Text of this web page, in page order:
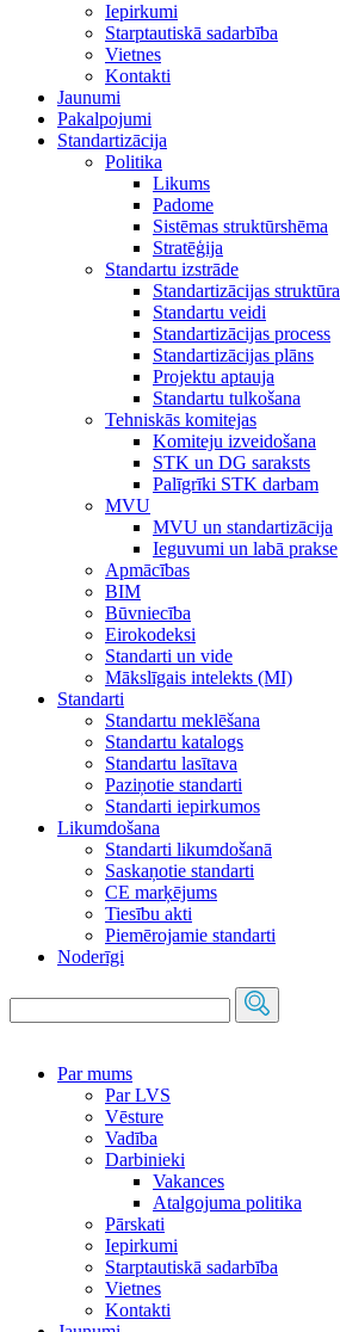
Iepirkumi
Starptautiskā sadarbība
Vietnes
Kontakti
Jaunumi
Pakalpojumi
Standartizācija
Politika
Likums
Padome
Sistēmas struktūrshēma
Stratēģija
Standartu izstrāde
Standartizācijas struktūra
Standartu veidi
Standartizācijas process
Standartizācijas plāns
Projektu aptauja
Standartu tulkošana
Tehniskās komitejas
Komiteju izveidošana
STK un DG saraksts
Palīgrīki STK darbam
MVU
MVU un standartizācija
Ieguvumi un labā prakse
Apmācības
BIM
Būvniecība
Eirokodeksi
Standarti un vide
Mākslīgais intelekts (MI)
Standarti
Standartu meklēšana
Standartu katalogs
Standartu lasītava
Paziņotie standarti
Standarti iepirkumos
Likumdošana
Standarti likumdošanā
Saskaņotie standarti
CE marķējums
Tiesību akti
Piemērojamie standarti
Noderīgi
Par mums
Par LVS
Vēsture
Vadība
Darbinieki
Vakances
Atalgojuma politika
Pārskati
Iepirkumi
Starptautiskā sadarbība
Vietnes
Kontakti